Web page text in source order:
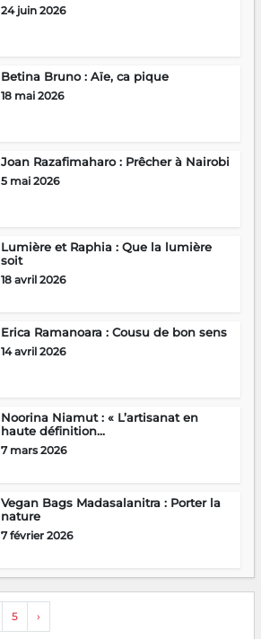
24 juin 2026
Betina Bruno : Aïe, ca pique
18 mai 2026
Joan Razafimaharo : Prêcher à Nairobi
5 mai 2026
Lumière et Raphia : Que la lumière
soit
18 avril 2026
Erica Ramanoara : Cousu de bon sens
14 avril 2026
Noorina Niamut : « L’artisanat en
haute définition...
7 mars 2026
Vegan Bags Madasalanitra : Porter la
nature
7 février 2026
5 ›